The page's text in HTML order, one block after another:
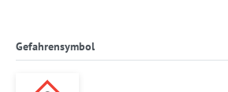
Gefahrensymbol